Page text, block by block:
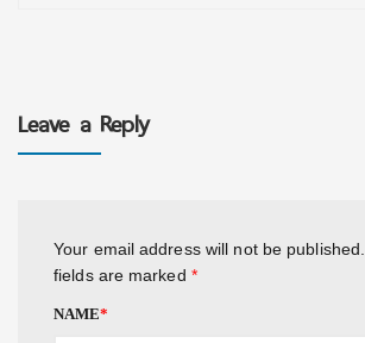
Leave a Reply
Your email address will not be published.
fields are marked *
NAME*